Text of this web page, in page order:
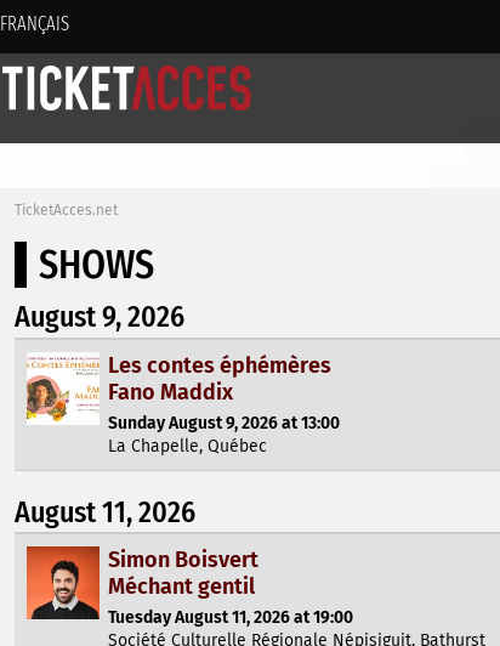
FRANÇAIS
TicketAcces.net
SHOWS
August 9, 2026
Les contes éphémères
Fano Maddix
Sunday August 9, 2026 at 13:00
La Chapelle, Québec
August 11, 2026
Simon Boisvert
Méchant gentil
Tuesday August 11, 2026 at 19:00
Société Culturelle Régionale Népisiguit, Bathurst